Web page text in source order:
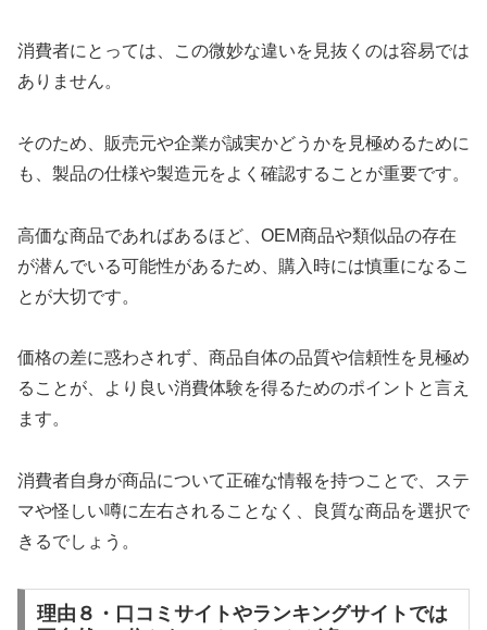
消費者にとっては、この微妙な違いを見抜くのは容易では
ありません。
そのため、販売元や企業が誠実かどうかを見極めるために
も、製品の仕様や製造元をよく確認することが重要です。
高価な商品であればあるほど、OEM商品や類似品の存在
が潜んでいる可能性があるため、購入時には慎重になるこ
とが大切です。
価格の差に惑わされず、商品自体の品質や信頼性を見極め
ることが、より良い消費体験を得るためのポイントと言え
ます。
消費者自身が商品について正確な情報を持つことで、ステ
マや怪しい噂に左右されることなく、良質な商品を選択で
きるでしょう。
理由８・口コミサイトやランキングサイトでは